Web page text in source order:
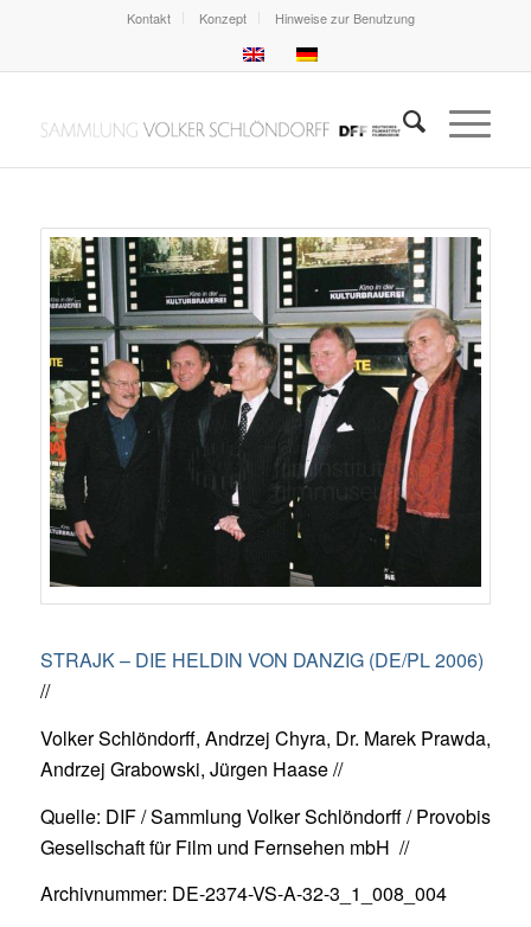
Kontakt Konzept Hinweise zur Benutzung
STRAJK – DIE HELDIN VON DANZIG (DE/PL 2006)
//
Volker Schlöndorff, Andrzej Chyra, Dr. Marek Prawda,
Andrzej Grabowski, Jürgen Haase //
Quelle: DIF / Sammlung Volker Schlöndorff / Provobis
Gesellschaft für Film und Fernsehen mbH //
Archivnummer: DE-2374-VS-A-32-3_1_008_004